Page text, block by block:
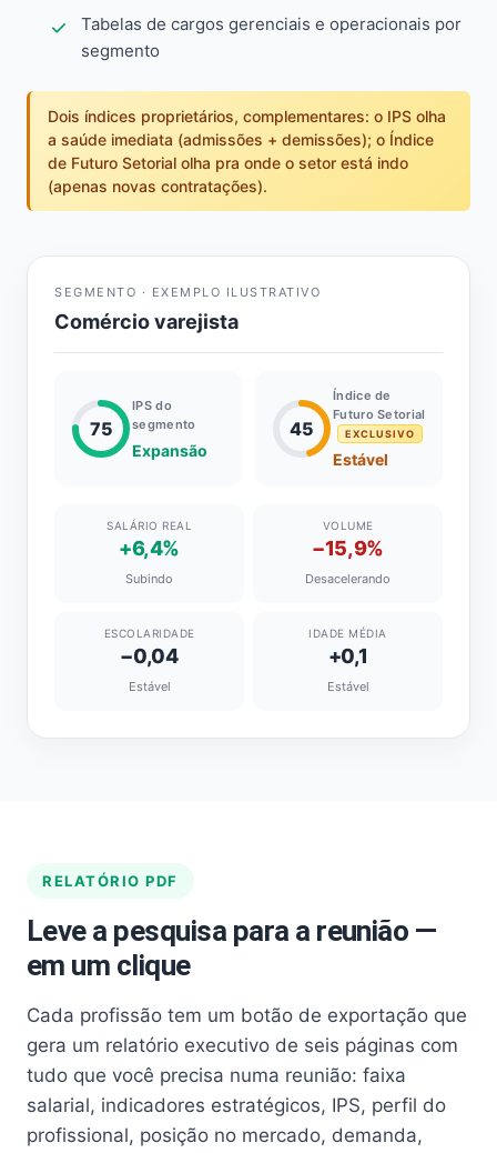
Tabelas de cargos gerenciais e operacionais por
segmento
Dois índices proprietários, complementares: o IPS olha
a saúde imediata (admissões + demissões); o Índice
de Futuro Setorial olha pra onde o setor está indo
(apenas novas contratações).
SEGMENTO · EXEMPLO ILUSTRATIVO
Comércio varejista
75
IPS do
segmento
Expansão
45
Índice de
Futuro Setorial
EXCLUSIVO
Estável
SALÁRIO REAL
+6,4%
Subindo
VOLUME
−15,9%
Desacelerando
ESCOLARIDADE
−0,04
Estável
IDADE MÉDIA
+0,1
Estável
RELATÓRIO PDF
Leve a pesquisa para a reunião —
em um clique
Cada profissão tem um botão de exportação que
gera um relatório executivo de seis páginas com
tudo que você precisa numa reunião: faixa
salarial, indicadores estratégicos, IPS, perfil do
profissional, posição no mercado, demanda,